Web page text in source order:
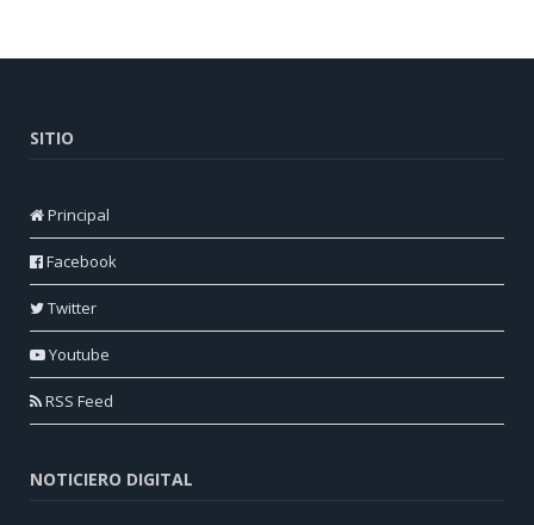
SITIO
Principal
Facebook
Twitter
Youtube
RSS Feed
NOTICIERO DIGITAL